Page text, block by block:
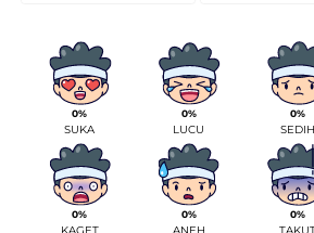
0%
SUKA
0%
LUCU
0%
SEDIH
0% 0% 0%